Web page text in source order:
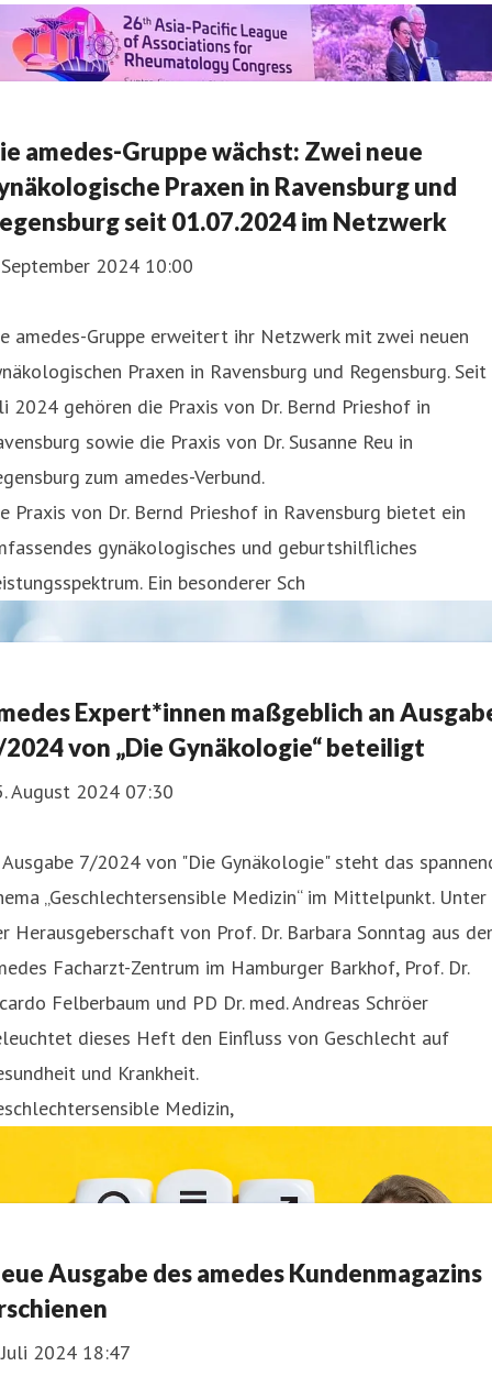
amedes-Gruppe wächst: Zwei neue
Praxen in Ravensburg und
seit 01.07.2024 im Netzwerk
2024 10:00
amedes-Gruppe erweitert ihr Netzwerk mit zwei neuen
Praxen in Ravensburg und Regensburg. Seit
2024 gehören die Praxis von Dr. Bernd Prieshof in
sowie die Praxis von Dr. Susanne Reu in
zum amedes-Verbund.
Praxis von Dr. Bernd Prieshof in Ravensburg bietet ein
gynäkologisches und geburtshilfliches
Ein besonderer Sch
Expert*innen maßgeblich an
von „Die Gynäkologie“ beteiligt
August 2024 07:30
7/2024 von "Die Gynäkologie" steht das
„Geschlechtersensible Medizin“ im Mittelpunkt. Unter
Herausgeberschaft von Prof. Dr. Barbara Sonntag aus
Facharzt-Zentrum im Hamburger Barkhof, Prof. Dr.
Felberbaum und PD Dr. med. Andreas Schröer
dieses Heft den Einfluss von Geschlecht auf
und Krankheit.
Medizin,
Ausgabe des amedes Kundenmagazins
2024 18:47